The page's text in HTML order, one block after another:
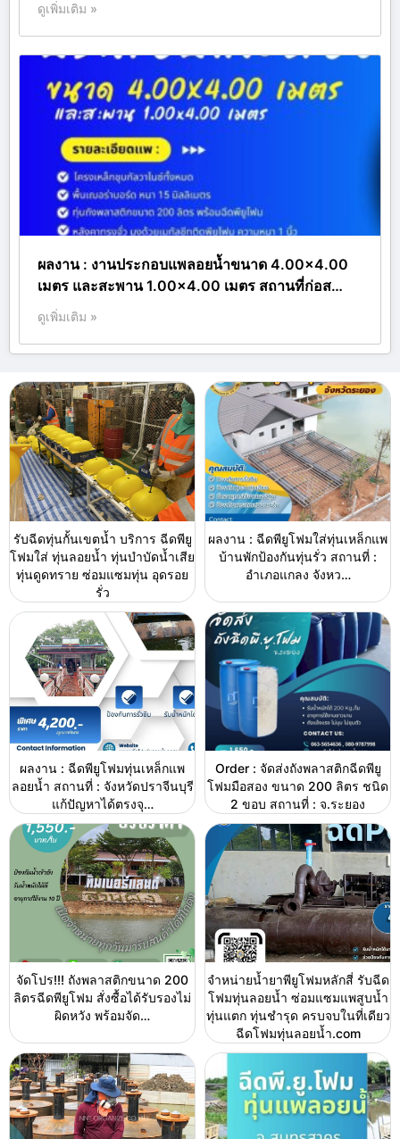
ดูเพิ่มเติม »
ผลงาน : งานประกอบแพลอยน้ำขนาด 4.00×4.00
เมตร และสะพาน 1.00×4.00 เมตร สถานที่ก่อส…
ดูเพิ่มเติม »
รับฉีดทุ่นกั้นเขตน้ำ บริการ ฉีดพียู
โฟมใส่ ทุ่นลอยน้ำ ทุ่นบำบัดน้ำเสีย
ทุ่นดูดทราย ซ่อมแซมทุ่น อุดรอย
รั่ว
ผลงาน : ฉีดพียูโฟมใส่ทุ่นเหล็กแพ
บ้านพักป้องกันทุ่นรั่ว สถานที่ :
อำเภอแกลง จังหว…
ผลงาน : ฉีดพียูโฟมทุ่นเหล็กแพ
ลอยน้ำ สถานที่ : จังหวัดปราจีนบุรี
แก้ปัญหาได้ตรงจุ…
Order : จัดส่งถังพลาสติกฉีดพียู
โฟมมือสอง ขนาด 200 ลิตร ชนิด
2 ขอบ สถานที่ : จ.ระยอง
จัดโปร!!! ถังพลาสติกขนาด 200
ลิตรฉีดพียูโฟม สั่งซื้อได้รับรองไม่
ผิดหวัง พร้อมจัด…
จำหน่ายน้ำยาพียูโฟมหลักสี่ รับฉีด
โฟมทุ่นลอยน้ำ ซ่อมแซมแพสูบน้ำ
ทุ่นแตก ทุ่นชำรุด ครบจบในที่เดียว
ฉีดโฟมทุ่นลอยน้ำ.com